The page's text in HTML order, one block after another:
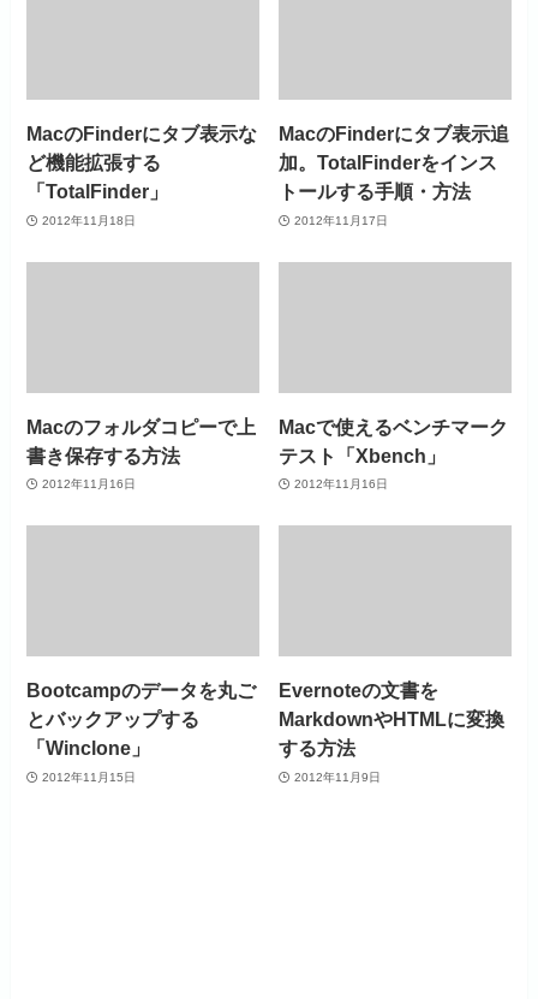
MacのFinderにタブ表示な
ど機能拡張する
「TotalFinder」
2012年11月18日
MacのFinderにタブ表示追
加。TotalFinderをインス
トールする手順・方法
2012年11月17日
Macのフォルダコピーで上
書き保存する方法
2012年11月16日
Macで使えるベンチマーク
テスト「Xbench」
2012年11月16日
Bootcampのデータを丸ご
とバックアップする
「Winclone」
2012年11月15日
Evernoteの文書を
MarkdownやHTMLに変換
する方法
2012年11月9日